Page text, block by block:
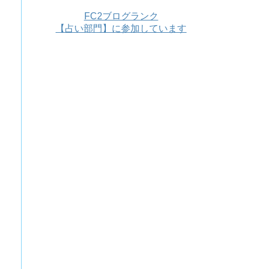
FC2ブログランク
【占い部門】に参加しています